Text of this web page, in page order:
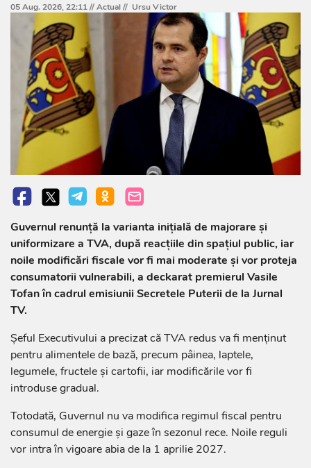
05 Aug. 2026, 22:11 //Actual// Ursu Victor
Guvernul renunță la varianta inițială de majorare și
uniformizare a TVA, după reacțiile din spațiul public, iar
noile modificări fiscale vor fi mai moderate și vor proteja
consumatorii vulnerabili, a deckarat premierul Vasile
Tofan în cadrul emisiunii Secretele Puterii de la Jurnal
TV.
Șeful Executivului a precizat că TVA redus va fi menținut
pentru alimentele de bază, precum pâinea, laptele,
legumele, fructele și cartofii, iar modificările vor fi
introduse gradual.
Totodată, Guvernul nu va modifica regimul fiscal pentru
consumul de energie și gaze în sezonul rece. Noile reguli
vor intra în vigoare abia de la 1 aprilie 2027.